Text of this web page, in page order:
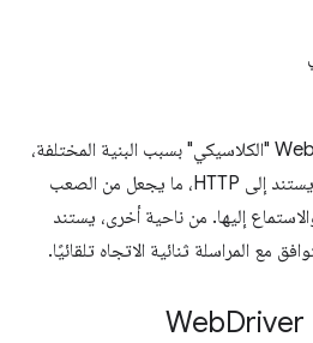
لم يكن ذلك ممكنًا في WebDriver "الكلاسيكي" بسبب البنية المختلفة،
فـ WebDriver "الكلاسيكي" يستند إلى HTTP، ما يجعل من الصعب
إليها. من ناحية أخرى، يستند
Driver